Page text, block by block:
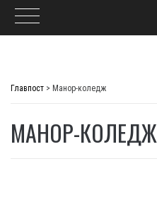
Главпост > Манор-коледж
МАНОР-КОЛЕДЖ